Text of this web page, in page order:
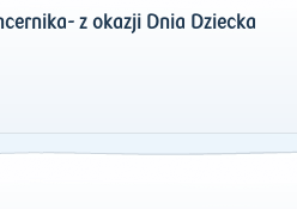
z okazji Dnia Dziecka